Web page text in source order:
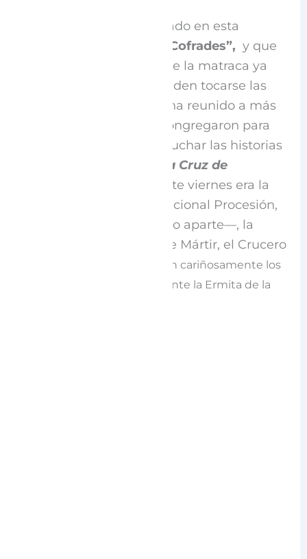
El recorrido guiado, titulado en esta
“La Ruta de los Cofrades”, y que
comenzó con el sonido de la matraca ya
que en estos días no pueden tocarse las
ha reunido a más
de 35 personas que se congregaron para
conocer, reconocer y escuchar las historias
Cofradía de la Vera Cruz de
—que en este viernes era la
protagonista con su tradicional Procesión,
la cual merece un artículo aparte—, la
Parroquia de San Vicente Mártir, el Crucero
o lo llaman cariñosamente los
vecinos y vecinas- y finalmente la Ermita de la